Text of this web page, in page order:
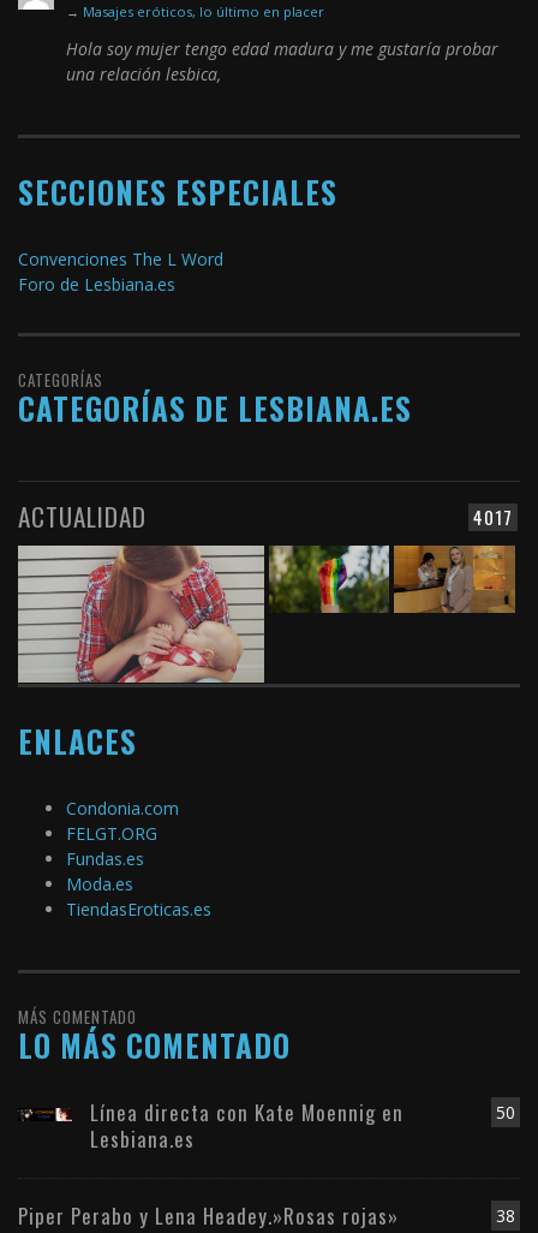
→ Masajes eróticos, lo último en placer
Hola soy mujer tengo edad madura y me gustaría probar
una relación lesbica,
SECCIONES ESPECIALES
Convenciones The L Word
Foro de Lesbiana.es
CATEGORÍAS
CATEGORÍAS DE LESBIANA.ES
4017
ACTUALIDAD
ENLACES
Condonia.com
FELGT.ORG
Fundas.es
Moda.es
TiendasEroticas.es
MÁS COMENTADO
LO MÁS COMENTADO
50
Línea directa con Kate Moennig en
Lesbiana.es
38
Piper Perabo y Lena Headey.»Rosas rojas»